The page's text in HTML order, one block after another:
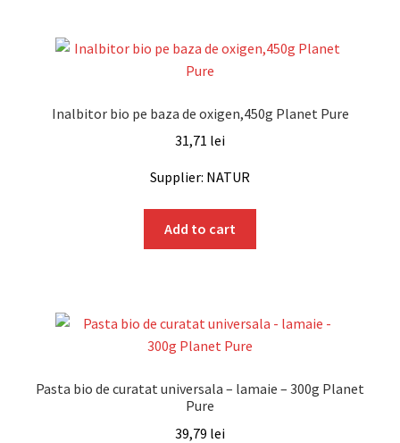
Inalbitor bio pe baza de oxigen,450g Planet Pure
31,71 lei
Supplier: NATUR
Add to cart
Pasta bio de curatat universala – lamaie – 300g Planet
Pure
39,79 lei